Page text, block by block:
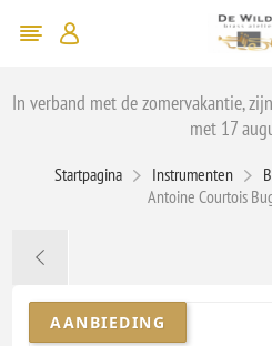
In verband met de zomervakantie,
met 17
Startpagina Instrumenten
Antoine Courtois
AANBIEDING